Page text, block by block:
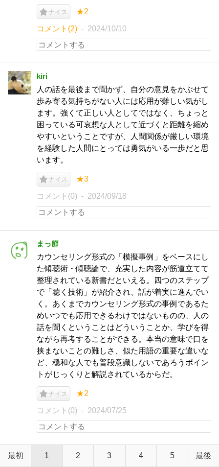
ナイス ★2
コメント(2) 2024/10/10
kiri
人の話を最後まで聞かず、自分の意見をかぶせて
歩み寄る気持ちがない人には応用が難しい気がし
ます。強くて正しい人としてではなく、ちょっと
困っている可哀想な人として近づくと距離を縮め
やすいということですが、人間関係が厳しい環境
を経験した人間にとっては勇気がいる一歩だと思
います。
ナイス ★3
コメント(0) 2024/09/18
まっ節
カウンセリング形式の「模擬事例」をベースにし
た傾聴術・傾聴論で、充実した内容が筋道立てて
整理されている新書だといえる。四つのステップ
で「聴く技術」が紹介され、話が着実に進んでい
く。あくまでカウンセリング形式の事例であるた
めいつでも応用できるわけではないものの、人の
話を聞くということはどういうことか、学びを得
ながら再考することができる。本当の意味で口を
挟まないことの難しさ、似た用語の重要な違いな
ど、穏和な人でも普段意識しないであろうポイン
トがじっくりと解説されているからだ。
ナイス ★2
コメント(0) 2024/07/25
最初 1 2 3 4 5 最後